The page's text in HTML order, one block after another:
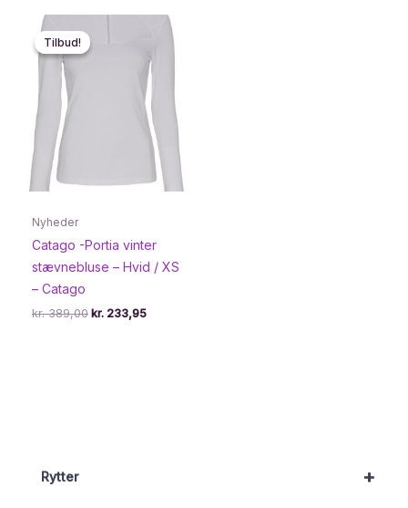
+
Rytter
Tilbud!
Tilbud!
Nyheder
Catago -Portia vinter
stævnebluse – Hvid / XS
– Catago
kr.389,00 Den
kr. 233,95Den